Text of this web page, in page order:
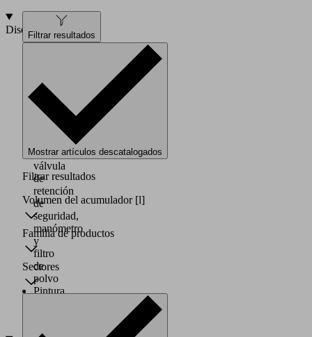
Diseño
compuesto
de
carcasa
con
válvula
de
retención
de
seguridad,
manómetro
y
filtro
de
polvo
Pintura
Filtrar resultados
Mostrar artículos descatalogados
Filtrar resultados
Volumen del acumulador [l]
Familia de productos
Sectores